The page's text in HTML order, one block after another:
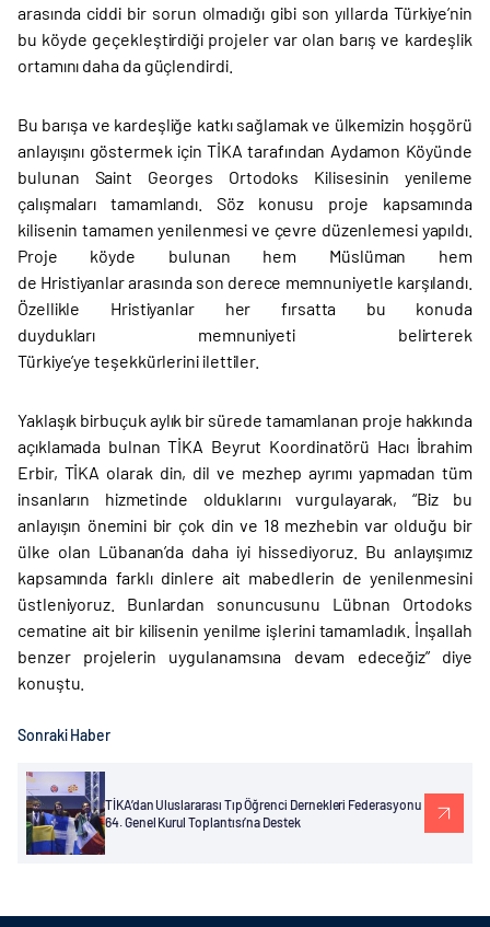
arasında ciddi bir sorun olmadığı gibi son yıllarda Türkiye’nin
bu köyde geçekleştirdiği projeler var olan barış ve kardeşlik
ortamını daha da güçlendirdi.
Bu barışa ve kardeşliğe katkı sağlamak ve ülkemizin hoşgörü
anlayışını göstermek için TİKA tarafından Aydamon Köyünde
bulunan Saint Georges Ortodoks Kilisesinin yenileme
çalışmaları tamamlandı. Söz konusu proje kapsamında
kilisenin tamamen yenilenmesi ve çevre düzenlemesi yapıldı.
Proje köyde bulunan hem Müslüman hem
de Hristiyanlar arasında son derece memnuniyetle karşılandı.
Özellikle Hristiyanlar her fırsatta bu konuda
duydukları memnuniyeti belirterek
Türkiye’ye teşekkürlerini ilettiler.
Yaklaşık birbuçuk aylık bir sürede tamamlanan proje hakkında
açıklamada bulnan TİKA Beyrut Koordinatörü Hacı İbrahim
Erbir, TİKA olarak din, dil ve mezhep ayrımı yapmadan tüm
insanların hizmetinde olduklarını vurgulayarak, “Biz bu
anlayışın önemini bir çok din ve 18 mezhebin var olduğu bir
ülke olan Lübanan’da daha iyi hissediyoruz. Bu anlayışımız
kapsamında farklı dinlere ait mabedlerin de yenilenmesini
üstleniyoruz. Bunlardan sonuncusunu Lübnan Ortodoks
cematine ait bir kilisenin yenilme işlerini tamamladık. İnşallah
benzer projelerin uygulanamsına devam edeceğiz” diye
konuştu.
Sonraki Haber
TİKA’dan Uluslararası Tıp Öğrenci Dernekleri Federasyonu
64. Genel Kurul Toplantısı’na Destek